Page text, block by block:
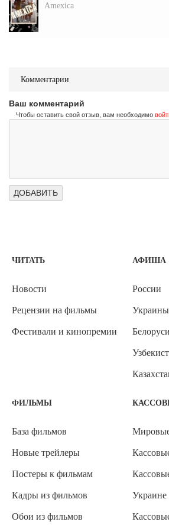
Amexica
Комментарии
Ваш комментарий
Чтобы оставить свой отзыв, вам необходимо
ЧИТАТЬ
Новости
Рецензии на фильмы
Фестивали и кинопремии
АФИША
России
Украины
ФИЛЬМЫ
База фильмов
Новые трейлеры
Постеры к фильмам
Кадры из фильмов
Обои из фильмов
Украине